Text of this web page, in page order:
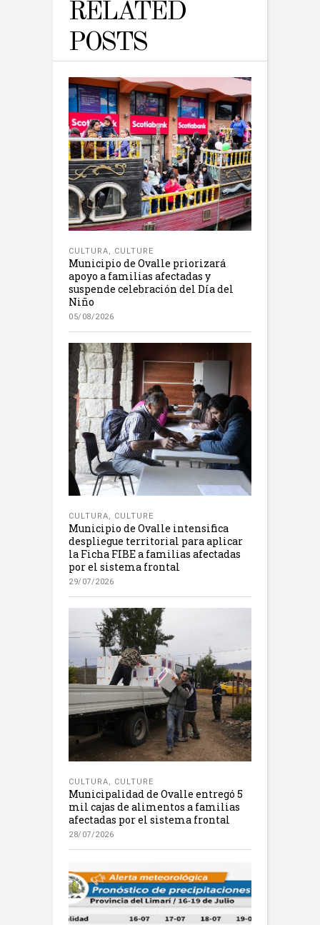
RELATED
POSTS
CULTURA CULTURE
Municipio de Ovalle priorizará
apoyo a familias afectadas y
suspende celebración del Día del
Niño
05/08/2026
CULTURA, CULTURE
Municipio de Ovalle intensifica
despliegue territorial para aplicar
la Ficha FIBE a familias afectadas
por el sistema frontal
29/07/2026
CULTURA, CULTURE
Municipalidad de Ovalle entregó 5
mil cajas de alimentos a familias
afectadas por el sistema frontal
28/07/2026